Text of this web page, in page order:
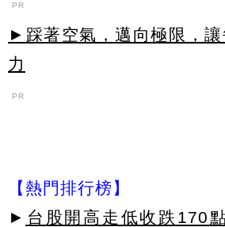
PR
►踩著空氣，邁向極限，
力
PR
【熱門排行榜】
► 台股開高走低收跌170